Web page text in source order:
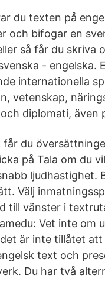
du texten på
och bifogar en
så får du skriva
- engelska.
internationella
vetenskap,
diplomati, även
får du
på Tala om du
ljudhastighet.
Välj
till vänster i
Vet inte om
är inte tillåtet
text och
Du har två